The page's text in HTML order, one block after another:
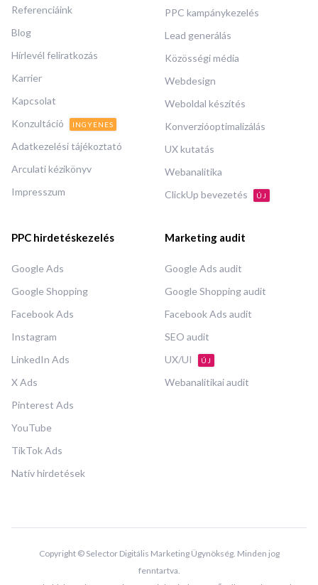
Referenciáink
Blog
Hírlevél feliratkozás
Karrier
Kapcsolat
Konzultáció
INGYENES
Adatkezelési tájékoztató
Arculati kézikönyv
Impresszum
PPC kampánykezelés
Lead generálás
Közösségi média
Webdesign
Weboldal készítés
Konverzióoptimalizálás
UX kutatás
Webanalitika
ClickUp bevezetés
ÚJ
PPC hirdetéskezelés
Google Ads
Google Shopping
Facebook Ads
Instagram
LinkedIn Ads
X Ads
Pinterest Ads
YouTube
TikTok Ads
Natív hirdetések
Marketing audit
Google Ads audit
Google Shopping audit
Facebook Ads audit
SEO audit
UX/UI
ÚJ
Webanalitikai audit
Copyright © Selector Digitális Marketing Ügynökség. Minden jog
fenntartva.